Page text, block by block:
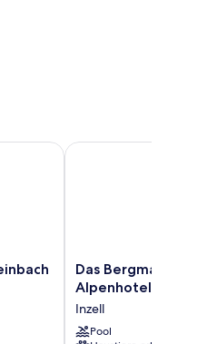
Hotel und Chalets
Das
Bergmayr
Chiemgauer
Alpenhotel
Das Bergmayr -
Alpenhotel
Inzell
Pool
Das Bergmayr -